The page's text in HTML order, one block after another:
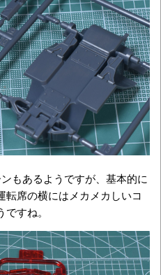
もあるようですが、基本的に
席の横にはメカメカしいコ
すね。